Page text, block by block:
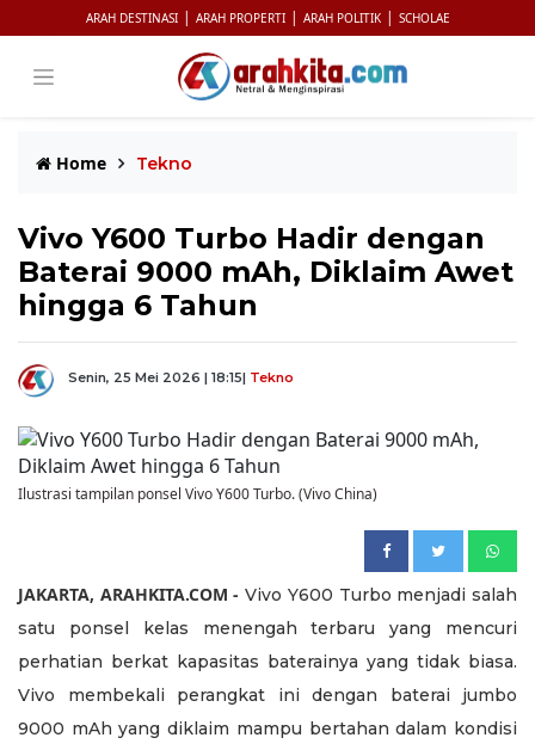
ARAH DESTINASI | ARAH PROPERTI | ARAH POLITIK | SCHOLAE
Home Tekno
Vivo Y600 Turbo Hadir dengan
Baterai 9000 mAh, Diklaim Awet
hingga 6 Tahun
Senin, 25 Mei 2026 | 18:15| Tekno
Ilustrasi tampilan ponsel Vivo Y600 Turbo. (Vivo China)
JAKARTA, ARAHKITA.COM -Vivo Y600 Turbo menjadi salah
satu ponsel kelas menengah terbaru yang mencuri
perhatian berkat kapasitas baterainya yang tidak biasa.
Vivo membekali perangkat ini dengan baterai jumbo
9000 mAh yang diklaim mampu bertahan dalam kondisi